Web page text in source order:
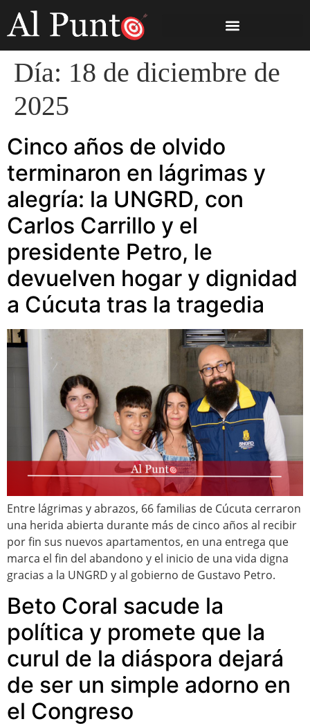
Día: 18 de diciembre de
2025
Cinco años de olvido
terminaron en lágrimas y
alegría: la UNGRD, con
Carlos Carrillo y el
presidente Petro, le
devuelven hogar y dignidad
a Cúcuta tras la tragedia
Entre lágrimas y abrazos, 66 familias de Cúcuta cerraron
una herida abierta durante más de cinco años al recibir
por fin sus nuevos apartamentos, en una entrega que
marca el fin del abandono y el inicio de una vida digna
gracias a la UNGRD y al gobierno de Gustavo Petro.
Beto Coral sacude la
política y promete que la
curul de la diáspora dejará
de ser un simple adorno en
el Congreso